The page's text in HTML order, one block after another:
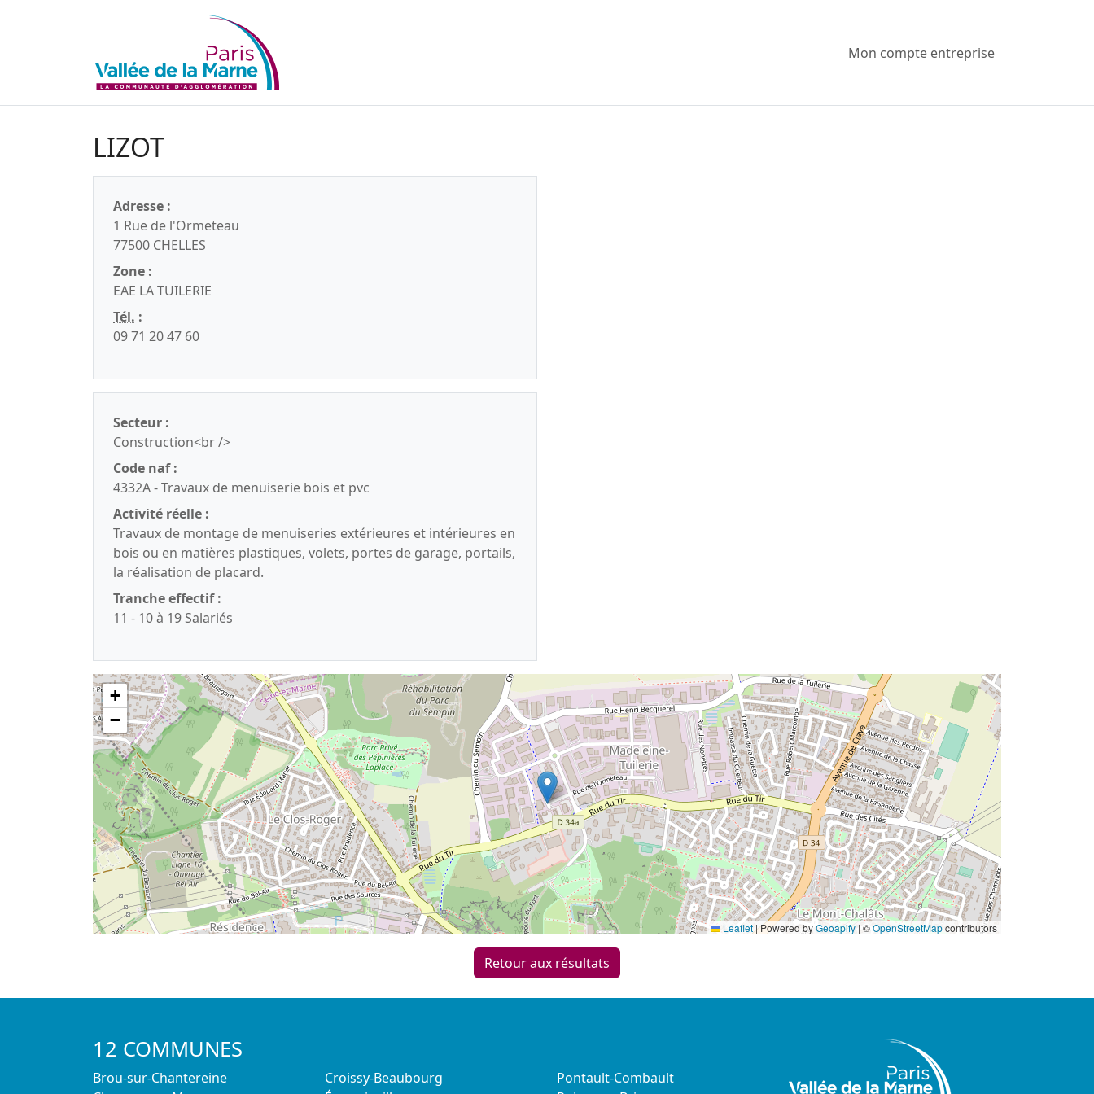
Mon compte entreprise
LIZOT
Adresse :
1 Rue de l'Ormeteau
77500 CHELLES
Zone :
EAE LA TUILERIE
Tél. :
09 71 20 47 60
Secteur :
Construction<br />
Code naf :
4332A - Travaux de menuiserie bois et pvc
Activité réelle :
Travaux de montage de menuiseries extérieures et intérieures en
bois ou en matières plastiques, volets, portes de garage, portails,
la réalisation de placard.
Tranche effectif :
11 - 10 à 19 Salariés
+
−
Leaflet|Powered byGeoapify | ©OpenStreetMapcontributors
Retour aux résultats
12 COMMUNES
Brou-sur-Chantereine
Croissy-Beaubourg
Pontault-Combault